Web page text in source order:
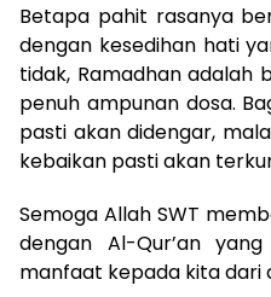
Betapa pahit rasanya
dengan kesedihan hati
tidak, Ramadhan adalah
penuh ampunan dosa.
pasti akan didengar,
kebaikan pasti akan
Semoga Allah SWT
dengan Al-Qur’an
manfaat kepada kita dari